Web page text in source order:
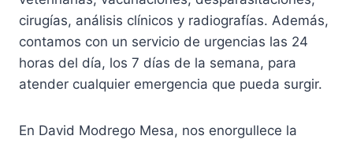
cirugías, análisis clínicos y radiografías. Además,
contamos con un servicio de urgencias las 24
horas del día, los 7 días de la semana, para
atender cualquier emergencia que pueda surgir.
En David Modrego Mesa, nos enorgullece la